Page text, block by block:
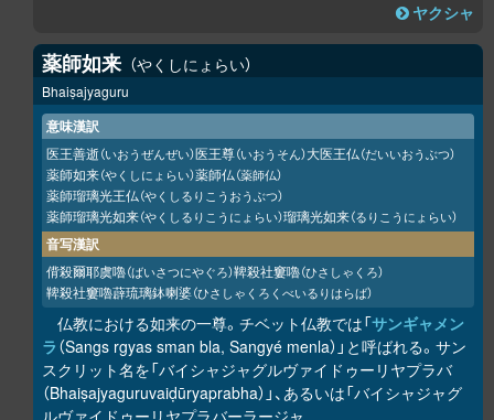
ヤクシャ
薬師如来 やくしにょらい
Bhaiṣajyaguru
意味漢訳
医王善逝（いおうぜんぜい）医王尊（いおうそん）大医王仏（だいいおうぶつ）
薬師如来（やくしにょらい）薬師仏（薬師仏）
薬師瑠璃光王仏（やくしるりこうおうぶつ）
薬師瑠璃光如来（やくしるりこうにょらい）瑠璃光如来（るりこうにょらい）
音写漢訳
偝殺爾耶虞嚕（ばいさつにやぐろ）鞞殺社窶嚕（ひさしゃくろ）
鞞殺社窶嚕薜琉璃鉢喇婆（ひさしゃくろくべいるりはらば）
仏教における如来の一尊。チベット仏教では「サンギャメン
ラ （Sangs rgyas sman bla, Sangyé menla）」と呼ばれる。サン
スクリット名を「バイシャジャグルヴァイドゥーリヤプラバ
（Bhaiṣajyaguruvaiḍūryaprabha）」、あるいは「バイシャジャグ
ルヴァイドゥーリヤプラバーラージャ